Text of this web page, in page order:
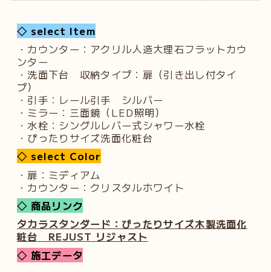
◇ select Item
・カウンター：アクリル人造大理石フラットカウ
ンター
・洗面下台 収納タイプ：扉（引き出し付タイ
プ）
・引手：レール引手 シルバー
・ミラー：三面鏡（LED照明）
・水栓：シングルレバー式シャワー水栓
・ぴったりサイズ洗面化粧台
◇ select Color
・扉：ミディアム
・カウンター：クリスタルホワイト
◇ 商品リンク
タカラスタンダード：ぴったりサイズ木製洗面化
粧台
REJUST リジャスト
◇ 施工データ